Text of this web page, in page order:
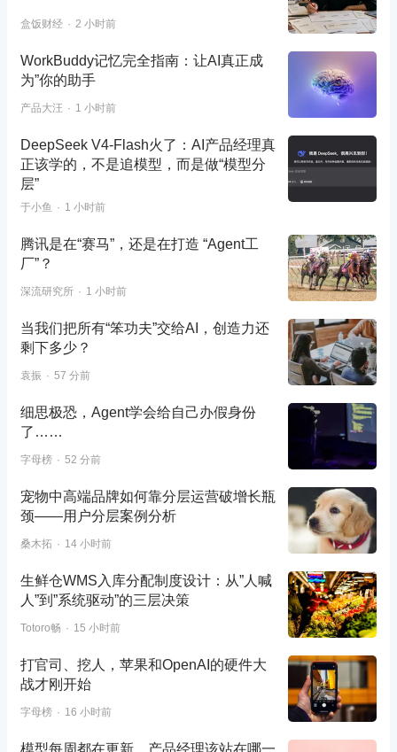
盒饭财经 2 小时前
WorkBuddy记忆完全指南：让AI真正成
为”你的助手
产品大汪 1 小时前
DeepSeek V4-Flash火了：AI产品经理真
正该学的，不是追模型，而是做“模型分
层”
于小鱼 1 小时前
腾讯是在“赛马”，还是在打造 “Agent工
厂”？
深流研究所 1 小时前
当我们把所有“笨功夫”交给AI，创造力还
剩下多少？
袁振 57 分前
细思极恐，Agent学会给自己办假身份
了……
字母榜 52 分前
宠物中高端品牌如何靠分层运营破增长瓶
颈——用户分层案例分析
桑木拓 14 小时前
生鲜仓WMS入库分配制度设计：从”人喊
人”到”系统驱动”的三层决策
Totoro畅 15 小时前
打官司、挖人，苹果和OpenAI的硬件大
战才刚开始
字母榜 16 小时前